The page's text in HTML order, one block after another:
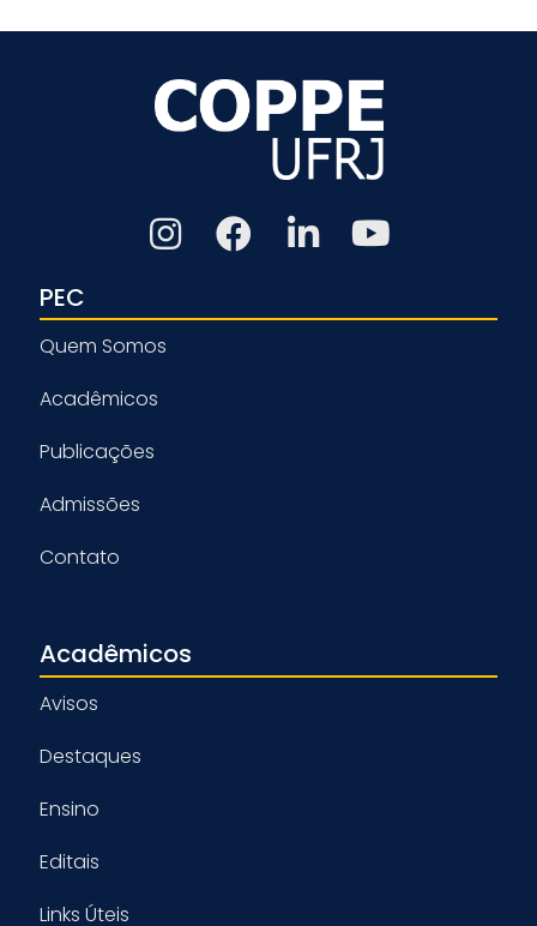
PEC
Quem Somos
Acadêmicos
Publicações
Admissões
Contato
Acadêmicos
Avisos
Destaques
Ensino
Editais
Links Úteis